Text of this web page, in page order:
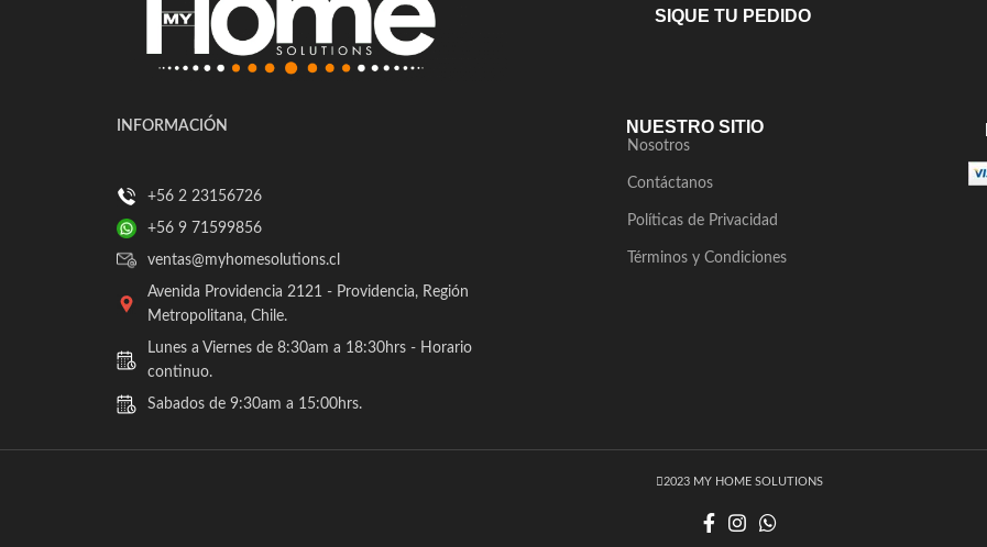
SIQUE TU PEDIDO
INFORMACIÓN
+56 2 23156726
+56 9 71599856
ventas@myhomesolutions.cl
Avenida Providencia 2121 - Providencia, Región
Metropolitana, Chile.
Lunes a Viernes de 8:30am a 18:30hrs - Horario
continuo.
Sabados de 9:30am a 15:00hrs.
NUESTRO SITIO
Nosotros
Contáctanos
Políticas de Privacidad
Términos y Condiciones
2023 MY HOME SOLUTIONS